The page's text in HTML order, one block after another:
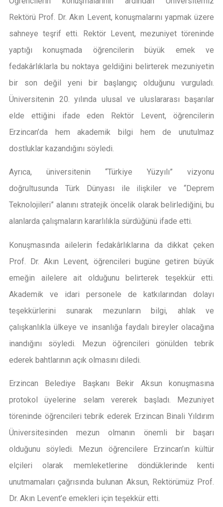
Rektörü Prof. Dr. Akın Levent, konuşmalarını yapmak üzere
sahneye teşrif etti. Rektör Levent, mezuniyet töreninde
yaptığı konuşmada öğrencilerin büyük emek ve
fedakârlıklarla bu noktaya geldiğini belirterek mezuniyetin
bir son değil yeni bir başlangıç olduğunu vurguladı.
Üniversitenin 20. yılında ulusal ve uluslararası başarılar
elde ettiğini ifade eden Rektör Levent, öğrencilerin
Erzincan’da hem akademik bilgi hem de unutulmaz
dostluklar kazandığını söyledi.
Ayrıca, üniversitenin “Türkiye Yüzyılı” vizyonu
doğrultusunda Türk Dünyası ile ilişkiler ve “Deprem
Teknolojileri” alanını stratejik öncelik olarak belirlediğini, bu
alanlarda çalışmaların kararlılıkla sürdüğünü ifade etti.
Konuşmasında ailelerin fedakârlıklarına da dikkat çeken
Prof. Dr. Akın Levent, öğrencileri bugüne getiren büyük
emeğin ailelere ait olduğunu belirterek teşekkür etti.
Akademik ve idari personele de katkılarından dolayı
teşekkürlerini sunarak mezunların bilgi, ahlak ve
çalışkanlıkla ülkeye ve insanlığa faydalı bireyler olacağına
inandığını söyledi. Mezun öğrencileri gönülden tebrik
ederek bahtlarının açık olmasını diledi.
Erzincan Belediye Başkanı Bekir Aksun konuşmasına
protokol üyelerine selam vererek başladı. Mezuniyet
töreninde öğrencileri tebrik ederek Erzincan Binali Yıldırım
Üniversitesinden mezun olmanın önemli bir başarı
olduğunu söyledi. Mezun öğrencilere Erzincan’ın kültür
elçileri olarak memleketlerine döndüklerinde kenti
unutmamaları çağrısında bulunan Aksun, Rektörümüz Prof.
Dr. Akın Levent’e emekleri için teşekkür etti.